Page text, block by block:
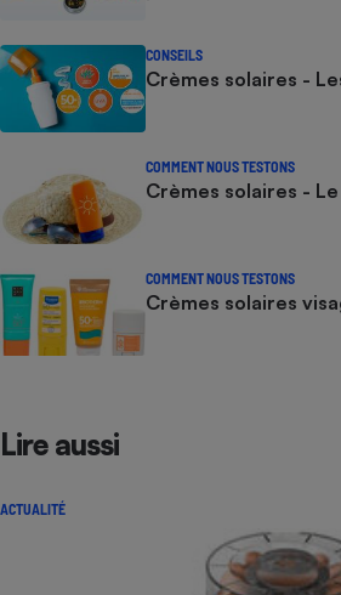
CONSEILS
Crèmes solaires -
COMMENT NOUS TESTONS
Crèmes solaires -
COMMENT NOUS TESTONS
Crèmes solaires
Lire aussi
ACTUALITÉ